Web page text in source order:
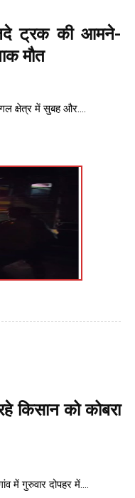
ट्रक की आमने-
मौत
क्षेत्र में सुबह और....
किसान को कोबरा
में गुरुवार दोपहर में....